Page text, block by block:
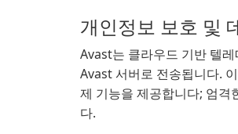
개인정보 보호 및
Avast는 클라우드 기반 텔
Avast 서버로 전송됩니다.
제 기능을 제공합니다; 엄격
다.